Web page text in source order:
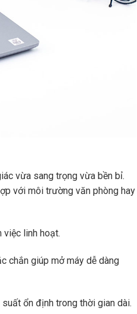
vừa sang trọng vừa bền bỉ.
với môi trường văn phòng hay
việc linh hoạt.
chắn giúp mở máy dễ dàng
ổn định trong thời gian dài.